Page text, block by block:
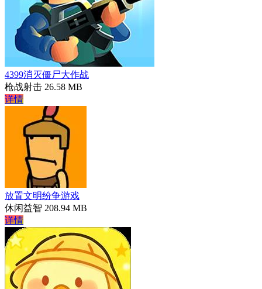
4399消灭僵尸大作战
枪战射击 26.58 MB
详情
放置文明纷争游戏
休闲益智 208.94 MB
详情